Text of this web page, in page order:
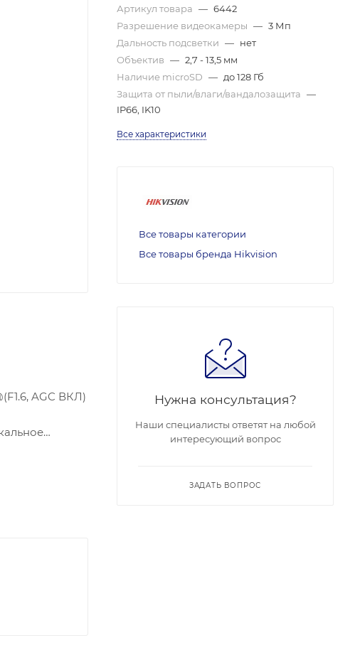
AGC ВКЛ)
Артикул товара — 6442
Разрешение видеокамеры — 3 Мп
Дальность подсветки — нет
Объектив — 2,7 - 13,5 мм
Наличие microSD — до 128 Гб
Защита от пыли/влаги/вандалозащита —
IP66, IK10
Все характеристики
Все товары категории
Все товары бренда Hikvision
Нужна консультация?
Наши специалисты ответят на любой
интересующий вопрос
ЗАДАТЬ ВОПРОС